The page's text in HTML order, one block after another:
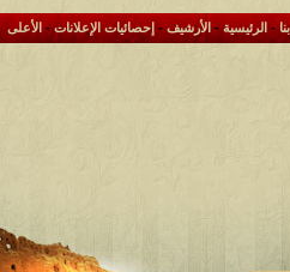
- الرئيسية-الأرشيف- إحصائيات الإعلانات- الأعلى